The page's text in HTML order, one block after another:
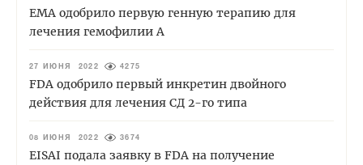
EMA одобрило первую генную терапию для
лечения гемофилии А
27 ИЮНЯ 2022 4275
FDA одобрило первый инкретин двойного
действия для лечения СД 2-го типа
08 ИЮНЯ 2022 3674
EISAI подала заявку в FDA на получение